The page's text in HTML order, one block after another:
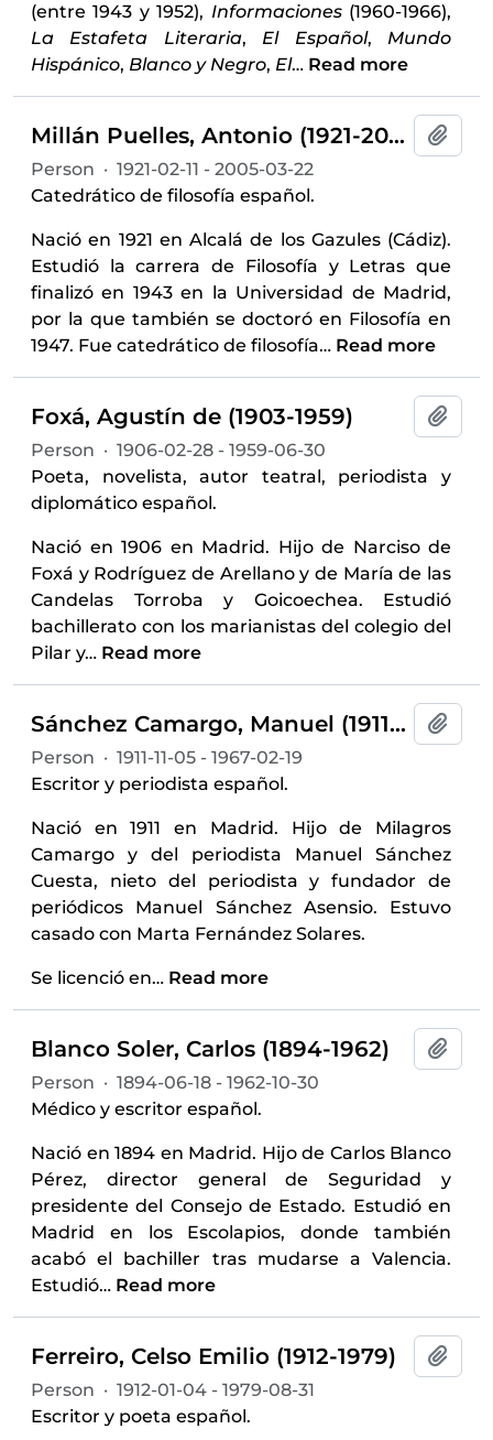
(entre 1943 y 1952), Informaciones(1960-1966),
La Estafeta Literaria, El Español, Mundo
Hispánico, Blanco y Negro, El… Read more
Millán Puelles, Antonio (1921-2005)
Person · 1921-02-11 - 2005-03-22
Catedrático de filosofía español.
Nació en 1921 en Alcalá de los Gazules (Cádiz).
Estudió la carrera de Filosofía y Letras que
finalizó en 1943 en la Universidad de Madrid,
por la que también se doctoró en Filosofía en
1947. Fue catedrático de filosofía… Read more
Foxá, Agustín de (1903-1959)
Person · 1906-02-28 - 1959-06-30
Poeta, novelista, autor teatral, periodista y
diplomático español.
Nació en 1906 en Madrid. Hijo de Narciso de
Foxá y Rodríguez de Arellano y de María de las
Candelas Torroba y Goicoechea. Estudió
bachillerato con los marianistas del colegio del
Pilar y… Read more
Sánchez Camargo, Manuel (1911-1967)
Person · 1911-11-05 - 1967-02-19
Escritor y periodista español.
Nació en 1911 en Madrid. Hijo de Milagros
Camargo y del periodista Manuel Sánchez
Cuesta, nieto del periodista y fundador de
periódicos Manuel Sánchez Asensio. Estuvo
casado con Marta Fernández Solares.
Se licenció en… Read more
Blanco Soler, Carlos (1894-1962)
Person · 1894-06-18 - 1962-10-30
Médico y escritor español.
Nació en 1894 en Madrid. Hijo de Carlos Blanco
Pérez, director general de Seguridad y
presidente del Consejo de Estado. Estudió en
Madrid en los Escolapios, donde también
acabó el bachiller tras mudarse a Valencia.
Estudió… Read more
Ferreiro, Celso Emilio (1912-1979)
Person · 1912-01-04 - 1979-08-31
Escritor y poeta español.